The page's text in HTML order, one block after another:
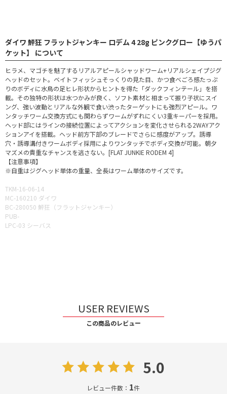
ダイワ 鮃狂 フラットジャンキー ロデム 4 28g ピンクグロー【ゆうパ
ケット】 について
ヒラメ、マゴチを魅了するリアルアピールシャッドワーム+リアルシェイプジグ
ヘッドのセット。ベイトフィッシュそっくりの見た目、かつ食べごろ感たっぷ
りのボディに水鳥の足ヒレ形状からヒントを得た「ダックフィンテール」を搭
載。その独特の形状は水つかみが良く、ソフト素材と相まって振り子状にスイ
ング、強い波動とリアルな外観で食い渋ったターゲットにも強烈アピール。ワ
ンタッチワーム交換方式にも関わらずワームがずれにくい3重キーパーを採用。
ヘッド部にはラインの接続位置によってアクションを変化させられる2WAYアク
ションアイを搭載。ヘッド前方下部のブレードでさらに感度がアップ。誘導
穴・誘導溝付きワームボディ採用によりワンタッチでボディ交換が可能。朝夕
マズメの貴重なチャンスを逃さない。[FLAT JUNKIE RODEM 4]
【注意事項】
※自重はジグヘッド単体の重量、全長はワーム単体のサイズです。
TKM-16-06-14
MC-160210 ダイワ
BC-280050 鮃狂（フラットジャンキー）
PUB-
LPC-03 シーバス
USER REVIEWS
この商品のレビュー
5.0
レビュー件数： 1件